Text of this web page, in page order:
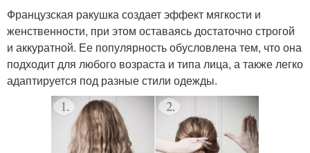
Французская ракушка создает эффект мягкости и
женственности, при этом оставаясь достаточно строгой
и аккуратной. Ее популярность обусловлена тем, что она
подходит для любого возраста и типа лица, а также легко
адаптируется под разные стили одежды.